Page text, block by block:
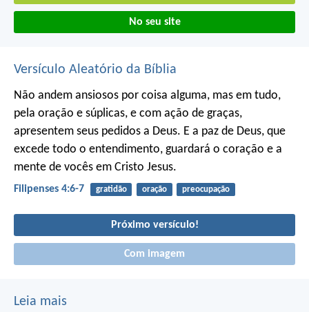
No seu site
Versículo Aleatório da Bíblia
Não andem ansiosos por coisa alguma, mas em tudo,
pela oração e súplicas, e com ação de graças,
apresentem seus pedidos a Deus. E a paz de Deus, que
excede todo o entendimento, guardará o coração e a
mente de vocês em Cristo Jesus.
Filipenses 4:6-7 gratidão oração preocupação
Próximo versículo!
Com imagem
Leia mais